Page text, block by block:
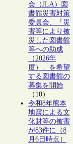
会（JLA）図
書館災害対策
委員会、「災
害等により被
災した図書館
等への助成
（2026年
度）」を希望
する図書館の
募集を開始
（10）
令和8年熊本
地震による文
化財等の被害
が83件に（8
月6日時点）